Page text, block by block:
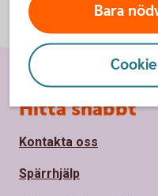
Bara
Sidfot
Hitta snabbt
Kontakta oss
Spärrhjälp